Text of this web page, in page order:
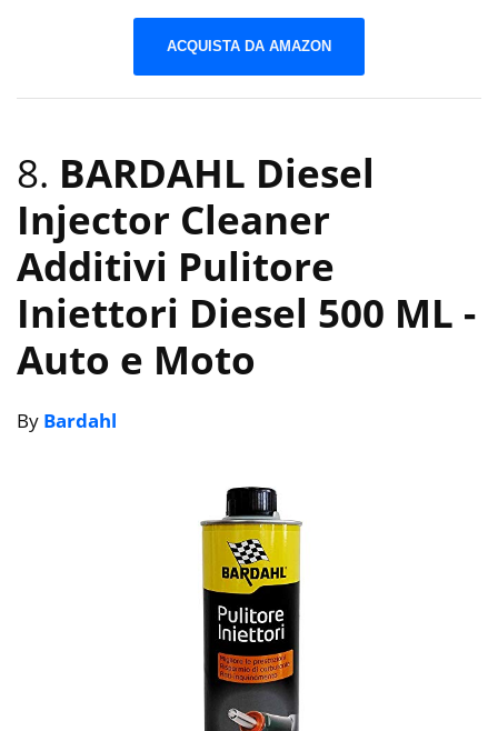
ACQUISTA DA AMAZON
8. BARDAHL Diesel
Injector Cleaner
Additivi Pulitore
Iniettori Diesel 500 ML -
Auto e Moto
By Bardahl